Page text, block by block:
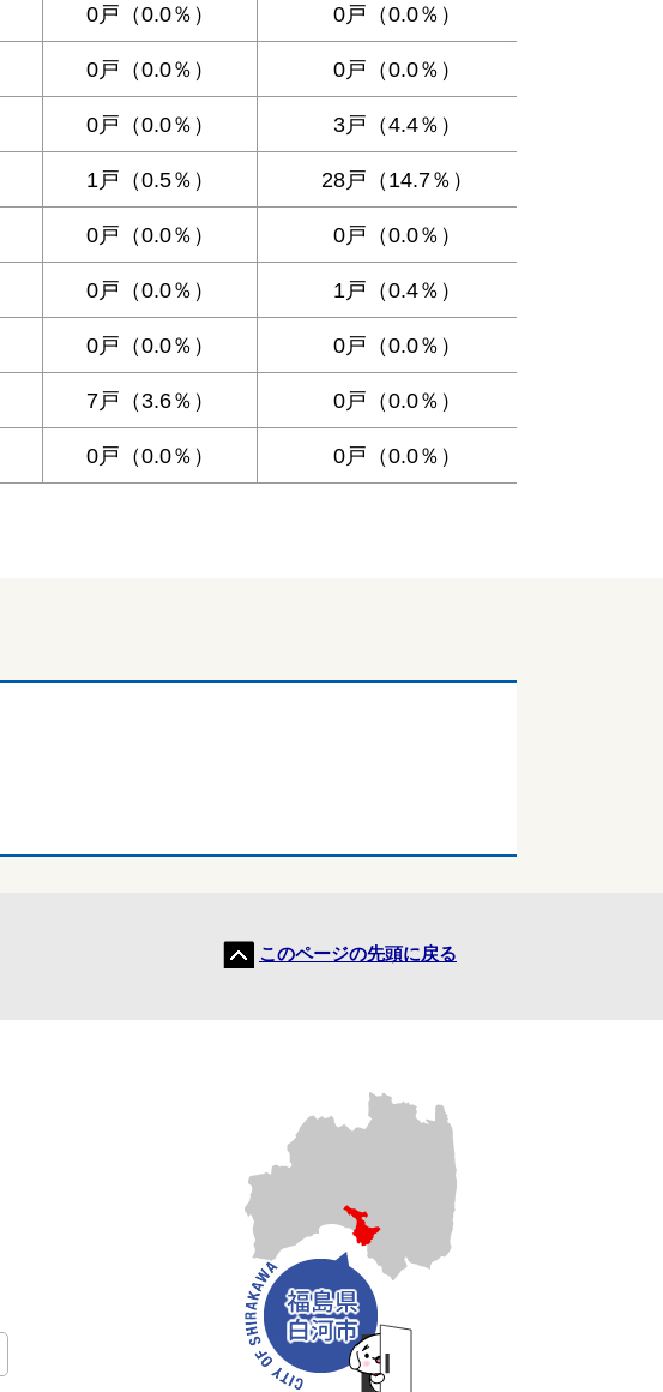
0戸（0.0％） 0戸（0.0％）
0戸（0.0％） 0戸（0.0％）
0戸（0.0％） 3戸（4.4％）
1戸（0.5％） 28戸（14.7％）
0戸（0.0％） 0戸（0.0％）
0戸（0.0％） 1戸（0.4％）
0戸（0.0％） 0戸（0.0％）
7戸（3.6％） 0戸（0.0％）
0戸（0.0％） 0戸（0.0％）
このページの先頭に戻る